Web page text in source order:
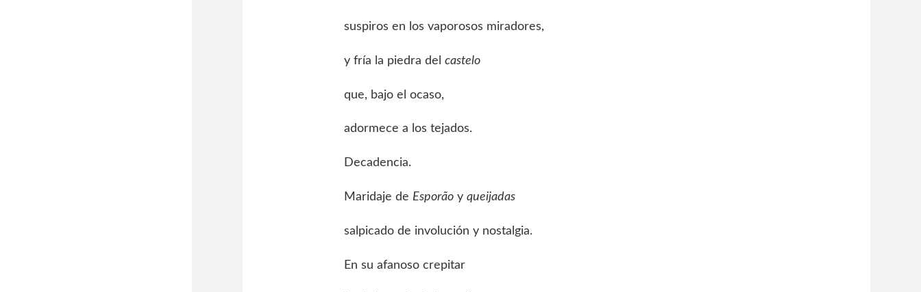
suspiros en los vaporosos miradores,
y fría la piedra del castelo
que, bajo el ocaso,
adormece a los tejados.
Decadencia.
Maridaje de Esporão y queijadas
salpicado de involución y nostalgia.
En su afanoso crepitar